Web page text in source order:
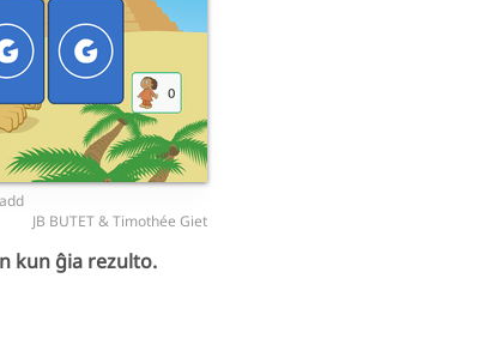
JB BUTET & Timothée Giet
kun ĝia rezulto.